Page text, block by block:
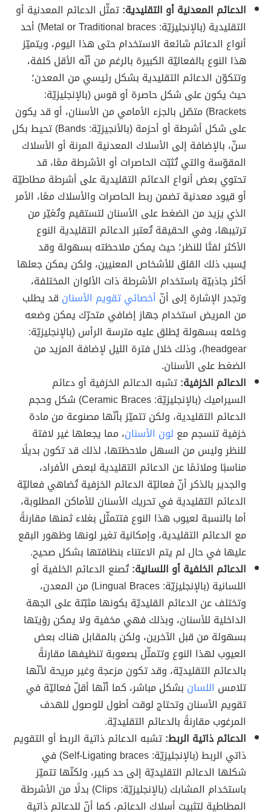
الدعائم المعدنية أو التقليدية:تمثّل الدعائم المعدنية أو
التقليدية (بالإنجليزيّة: Metal or Traditional braces) أحد
أنواع الدعائم شائعة الاستخدام حتى هذا اليوم، ويتميّز
هذا النوع بالفعاليّة الكبيرة بالرغم من أنّه الأقل كلفة،
وتتكوّن الدعائم التقليدية بشكل رئيسي من المعدن؛
حيث يكون على شكل حاصرة أو قوس (بالإنجليزيّة:
Brackets) متصّل بالجزء الأمامي من الأسنان، أو قد يكون
على شكل أشرطة أو أحزمة (بالأنجيزيّة: Bands) تحيط بكل
سنّ، بالإضافة إلى الأسلاك المعدنية المرنة أو الأسلاك
المقوّسة والتي تُثبّت الحاصرات أو الأشرطة معًا، قد
تحتوي بعض أنواع الدعائم التقليدية على أشرطة مطاطيّة
أو قيود معدنية تضمن ربط الحاصرات والأسلاك معًا، الأمر
الذي يزيد من الضغط على الأسنان لتستقيم وتُغيّر من
ترتيبها، وفي الحقيقة تُعتبر الدعائم التقليدية النوع
الأكثر لفتًا للنظر؛ حيث يمكن ملاحظته بسهولة وقد
يُسبب ذلك القلق للأشخاص المعنيين، ولكن يمكن جعلها
أكثر جاذبيّة باستخدام الأشرطة ذات الألوان المختلفة،
وتجدر الإشارة إلى أنّ أخصائي تقويم الأسنان قد يطلب
من المريض استخدام جهاز إضافي متحرّك يمكن وضعه
وخلعه بسهولة يُطلق عليه مترسة الرأس (بالإنجليزيّة:
headgear)، وذلك خلال فترة الليل لإضافة المزيد من
الضغط على الأسنان.
الدعائم الخزفية:تشبه الدعائم الخزفية أو دعائم
السيراميك (بالإنجليزيّة: Ceramic Braces) شكل وحجم
الدعائم التقليدية، ولكن تتميّز بأنّها مصنوعة من مادة
خزفية تنسجم مع لون الأسنان، مما يجعلها غير لافتة
للنظر وليس من السهل ملاحظتها، لذلك قد تكون بديلًا
مناسبًا وملائمًا عن الدعائم التقليدية لبعض الأفراد،
والجدير بالذكر أنّ فعاليّة الدعائم الخزفية تُضاهي فعاليّة
الدعائم التقليدية في تحريك الأسنان للأماكن المطلوبة،
أما بالنسبة لعيوب هذا النوع فتتمثّل بغلاء ثمنها مقارنةً
مع الدعائم التقليدية، وإمكانية تغير لونها وظهور البقع
عليها في حال لم يتم الاعتناء بنظافتها بشكل صحيح.
الدعائم الخلفية أو اللسانية:تُصنع الدعائم الخلفية أو
اللسانية (بالإنجليزيّة: Lingual Braces) من المعدن،
وتختلف عن الدعائم القليديّة بكونها مثبّتة على الجهة
الداخلية للأسنان، وبذلك فهي مخفية ولا يمكن رؤيتها
بسهولة من قبل الآخرين، ولكن بالمقابل هناك بعض
العيوب لهذا النوع وتتمثّل بصعوبة تنظيفها مقارنةً
بالدعائم التقليديّة، وقد تكون مزعجة وغير مريحة لأنّها
تلامس اللسان بشكل مباشر، كما أنّها أقلّ فعاليّة في
تقويم الأسنان وتحتاج لوقت أطول للوصول للهدف
المرغوب مقارنةً بالدعائم التقليديّة.
الدعائم ذاتية الربط:تشبه الدعائم ذاتية الربط أو التقويم
ذاتي الربط (بالإنجليزيّة: Self-Ligating braces) في
شكلها الدعائم التقليديّة إلى حد كبير، ولكنّها تتميّز
باستخدام المشابك (بالإنجليزيّة: Clips) بدلًا من الأشرطة
المطاطية لتثبيت أسلاك الدعائم، كما أنّ للدعائم ذاتية